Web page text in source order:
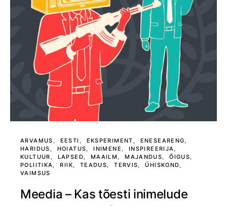
ARVAMUS EESTI EKSPERIMENT
ENESEARENG
HARIDUS
HOIATUS INIMENE
INSPIREERIJA
KULTUUR
LAPSED MAAILM MAJANDUS
ÕIGUS
POLIITIKA
RIIK TEADUS TERVIS
ÜHISKOND
VAIMSUS
Meedia – Kas tõesti inimelude